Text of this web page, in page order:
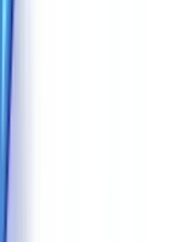
é verificar a
gerar um holerite
coerentes em
mais
pelo Conselho